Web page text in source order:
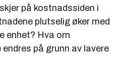
på kostnadssiden i
plutselig øker med
enhet? Hva om
på grunn av lavere